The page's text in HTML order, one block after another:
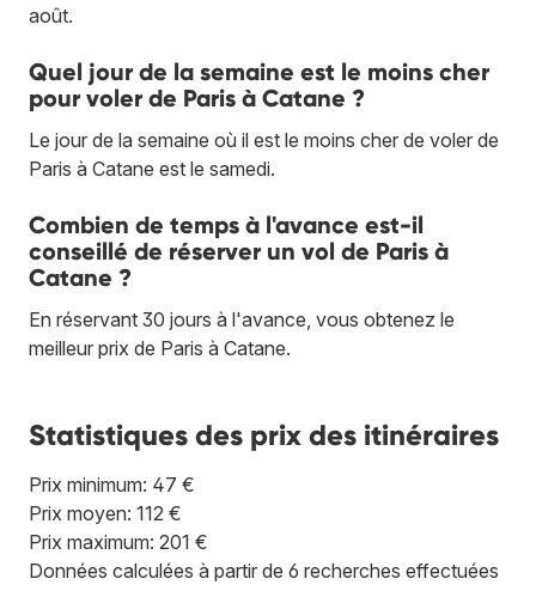
août.
Quel jour de la semaine est le moins cher
pour voler de Paris à Catane ?
Le jour de la semaine où il est le moins cher de voler de
Paris à Catane est le samedi.
Combien de temps à l'avance est-il
conseillé de réserver un vol de Paris à
Catane ?
En réservant 30 jours à l'avance, vous obtenez le
meilleur prix de Paris à Catane.
Statistiques des prix des itinéraires
Prix minimum: 47 €
Prix moyen: 112 €
Prix maximum: 201 €
Données calculées à partir de 6 recherches effectuées